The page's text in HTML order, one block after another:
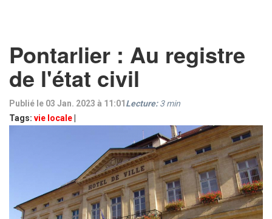
Pontarlier : Au registre
de l'état civil
Publié le 03 Jan. 2023 à 11:01
Tags: vie locale
Lecture: 3min